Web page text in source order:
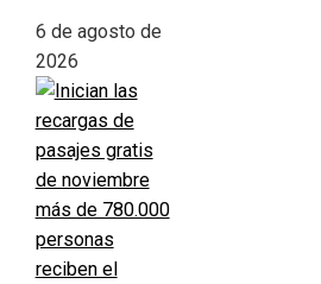
6 de agosto de
2026